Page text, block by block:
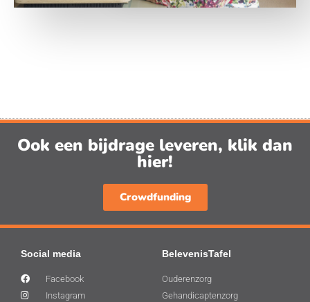
Ook een bijdrage leveren, klik dan
hier!
Crowdfunding
Social media
Facebook
Instagram
BelevenisTafel
Ouderenzorg
Gehandicaptenzorg